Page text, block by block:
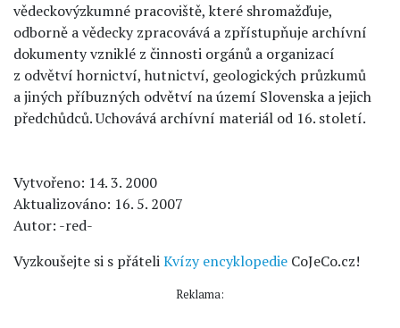
vědeckovýzkumné pracoviště, které shromažďuje,
odborně a vědecky zpracovává a zpřístupňuje archívní
dokumenty vzniklé z činnosti orgánů a organizací
z odvětví hornictví, hutnictví, geologických průzkumů
a jiných příbuzných odvětví na území Slovenska a jejich
předchůdců. Uchovává archívní materiál od 16. století.
Vytvořeno: 14. 3. 2000
Aktualizováno: 16. 5. 2007
Autor: -red-
Vyzkoušejte si s přáteliKvízy encyklopedie CoJeCo.cz!
Reklama: